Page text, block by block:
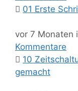
01 Erste
vor 7 Monaten
Kommentare
10
gemacht